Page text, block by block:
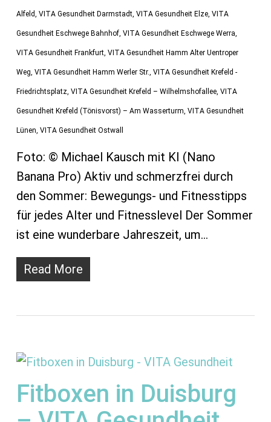
Alfeld, VITA Gesundheit Darmstadt, VITA Gesundheit Elze, VITA
Gesundheit Eschwege Bahnhof, VITA Gesundheit Eschwege Werra,
VITA Gesundheit Frankfurt, VITA Gesundheit Hamm Alter Uentroper
Weg, VITA Gesundheit Hamm Werler Str., VITA Gesundheit Krefeld -
Friedrichtsplatz, VITA Gesundheit Krefeld – Wilhelmshofallee, VITA
Gesundheit Krefeld (Tönisvorst) – Am Wasserturm, VITA Gesundheit
Lünen, VITA Gesundheit Ostwall
Foto: © Michael Kausch mit KI (Nano
Banana Pro) Aktiv und schmerzfrei durch
den Sommer: Bewegungs- und Fitnesstipps
für jedes Alter und Fitnesslevel Der Sommer
ist eine wunderbare Jahreszeit, um…
Read More
Fitboxen in Duisburg